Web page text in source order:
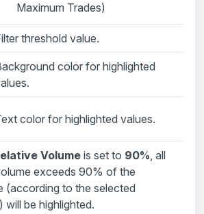
Maximum Trades)
threshold value.
color for highlighted
color for highlighted values.
Volume is set to 90%, all
exceeds 90% of the
(according to the selected
be highlighted.